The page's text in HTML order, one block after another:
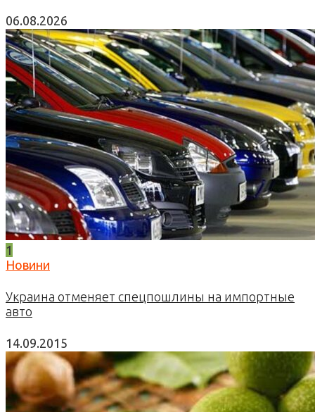
06.08.2026
1
Новини
Украина отменяет спецпошлины на импортные
авто
14.09.2015